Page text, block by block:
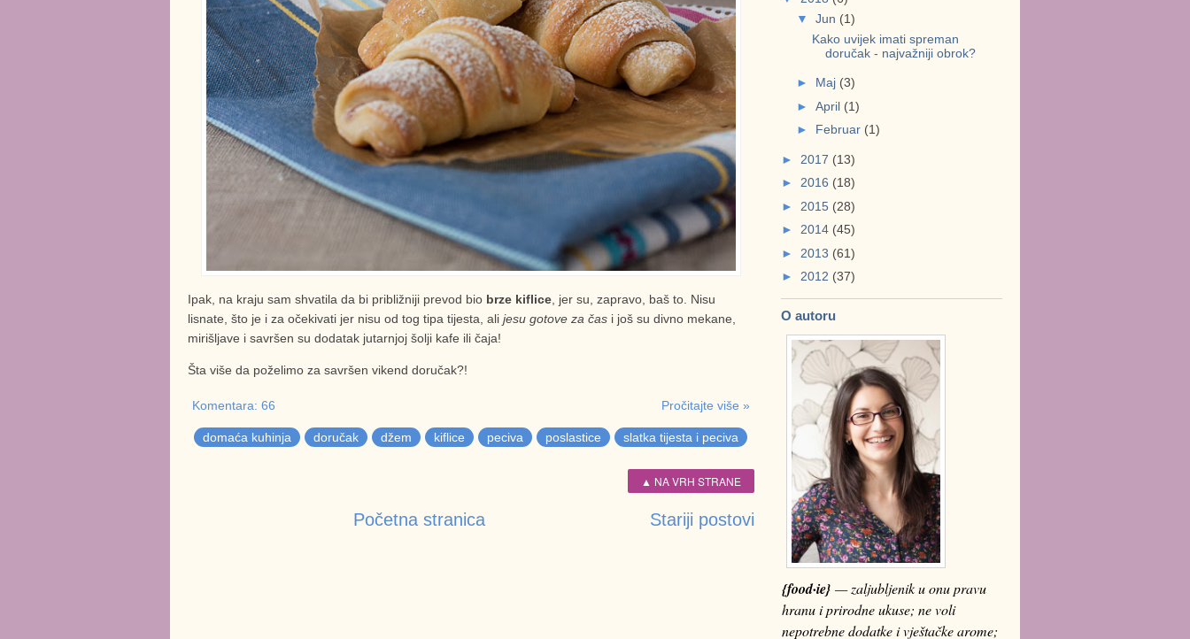
Ipak, na kraju sam shvatila da bi približniji prevod bio brze kiflice, jer su, zapravo, baš to. Nisu
lisnate, što je i za očekivati jer nisu od tog tipa tijesta, ali jesu gotove za čas i još su divno mekane,
mirišljave i savršen su dodatak jutarnjoj šolji kafe ili čaja!
Šta više da poželimo za savršen vikend doručak?!
Komentara: 66 Pročitajte više »
domaća kuhinja doručak džem kiflice peciva poslastice slatka tijesta i peciva
▲ NA VRH STRANE
Stariji postovi
Početna stranica
▼ Jun (1)
Kako uvijek imati spreman
doručak - najvažniji obrok?
► Maj (3)
► April (1)
► Februar (1)
► 2017 (13)
► 2016 (18)
► 2015 (28)
► 2014 (45)
► 2013 (61)
► 2012 (37)
O autoru
{food·ie} — zaljubljenik u onu pravu
hranu i prirodne ukuse; ne voli
nepotrebne dodatke i vještačke arome;